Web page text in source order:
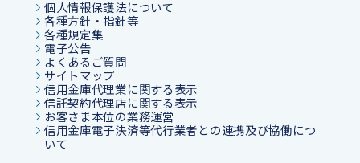
個人情報保護法について
各種方針・指針等
各種規定集
電子公告
よくあるご質問
サイトマップ
信用金庫代理業に関する表示
信託契約代理店に関する表示
お客さま本位の業務運営
信用金庫電子決済等代行業者との連携及び協働につ
いて